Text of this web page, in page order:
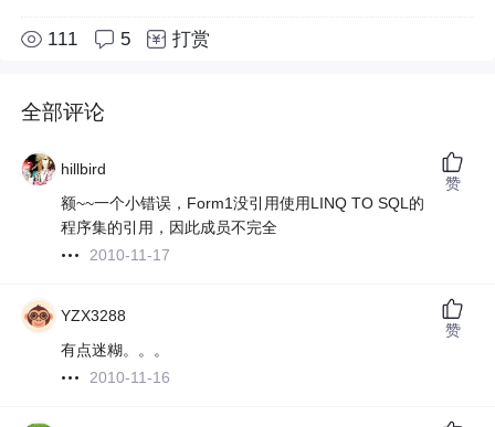
111 5 打赏
全部评论
hillbird
额~~一个小错误，Form1没引用使用LINQ TO SQL的
程序集的引用，因此成员不完全
2010-11-17
赞
YZX3288
有点迷糊。。。
2010-11-16
赞